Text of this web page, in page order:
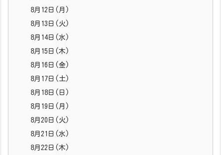
8月12日(月)
8月13日(火)
8月14日(水)
8月15日(木)
8月16日(金)
8月17日(土)
8月18日(日)
8月19日(月)
8月20日(火)
8月21日(水)
8月22日(木)